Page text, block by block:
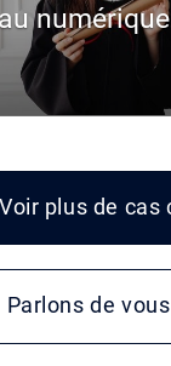
Voir plus de cas
Parlons de vous